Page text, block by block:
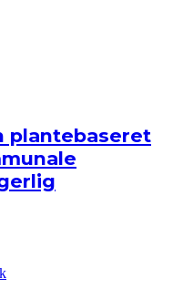
plantebaseret